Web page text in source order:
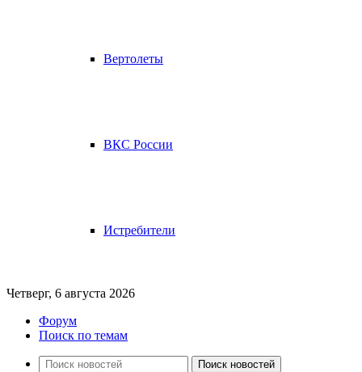
Вертолеты
ВКС России
Истребители
Четверг, 6 августа 2026
Форум
Поиск по темам
Поиск новостей